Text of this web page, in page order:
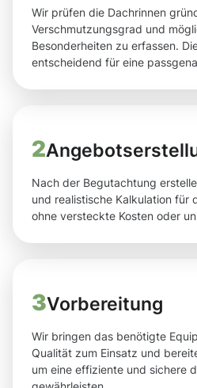
Wir prüfen die Dachrinnen
Verschmutzungsgrad und
Besonderheiten zu erfassen.
entscheidend für eine
2
Nach der Begutachtung
und realistische Kalkulation für
ohne versteckte Kosten oder
3Vorbereitung
Wir bringen das benötigte
Qualität zum Einsatz und
um eine effiziente und sichere